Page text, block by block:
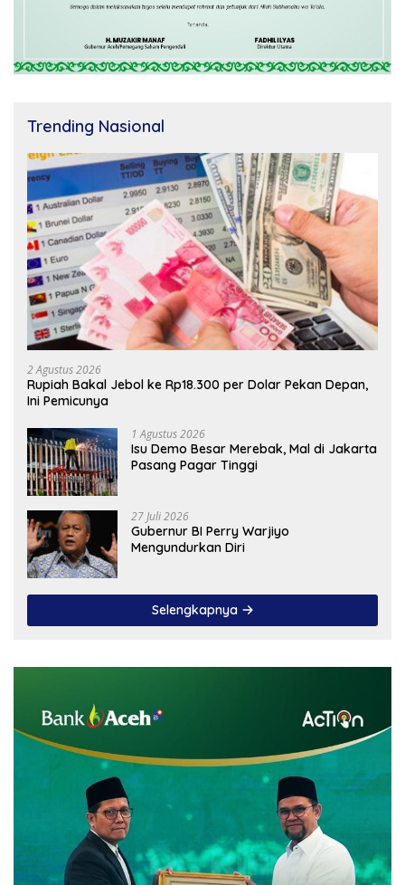
Trending Nasional
2 Agustus 2026
Rupiah Bakal Jebol ke Rp18.300 per Dolar Pekan Depan,
Ini Pemicunya
1 Agustus 2026
Isu Demo Besar Merebak, Mal di Jakarta
Pasang Pagar Tinggi
27 Juli 2026
Gubernur BI Perry Warjiyo
Mengundurkan Diri
Selengkapnya